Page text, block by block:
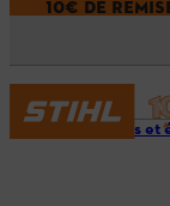
10€ DE
Services et